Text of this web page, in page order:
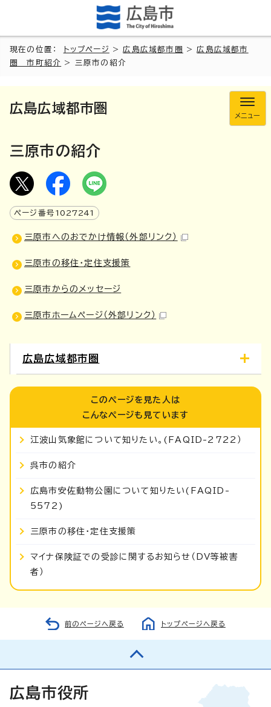
現在の位置： トップページ >広島広域都市圏 >広島広域都市
圏 市町紹介
> 三原市の紹介
広島広域都市圏
メニュー
三原市の紹介
ページ番号 1027241
三原市へのおでかけ情報 （外部リンク）
三原市の移住・定住支援策
三原市からのメッセージ
三原市ホームページ （外部リンク）
広島広域都市圏
このページを見た人は
こんなページも見ています
江波山気象館について知りたい。(FAQID-2722）
呉市の紹介
広島市安佐動物公園について知りたい(FAQID-
5572)
三原市の移住・定住支援策
マイナ保険証での受診に関するお知らせ（DV等被害
者）
前のページへ戻る トップページへ戻る
広島市役所